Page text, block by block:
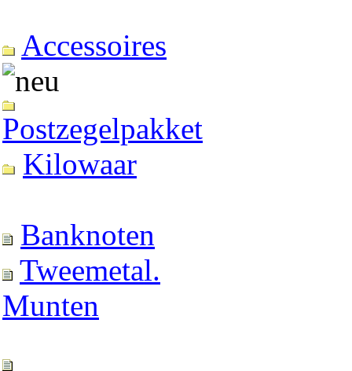
Accessoires
Postzegelpakket
Kilowaar
Banknoten
Tweemetal.
Munten